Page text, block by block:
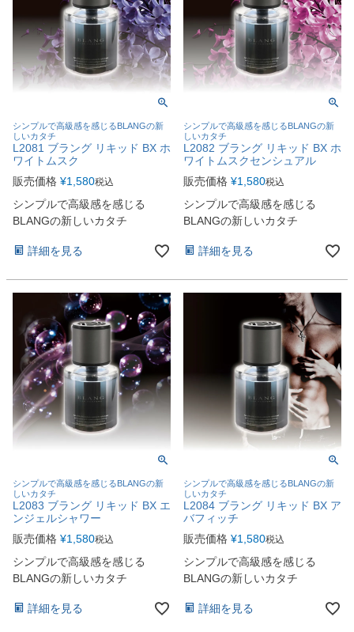
シンプルで高級感を感じるBLANGの新
しいカタチ
L2081 ブラング リキッド BX ホ
ワイトムスク
販売価格 ¥1,580税込
シンプルで高級感を感じる
BLANGの新しいカタチ
詳細を見る
シンプルで高級感を感じるBLANGの新
しいカタチ
L2082 ブラング リキッド BX ホ
ワイトムスクセンシュアル
販売価格 ¥1,580税込
シンプルで高級感を感じる
BLANGの新しいカタチ
詳細を見る
シンプルで高級感を感じるBLANGの新
しいカタチ
L2083 ブラング リキッド BX エ
ンジェルシャワー
販売価格 ¥1,580税込
シンプルで高級感を感じる
BLANGの新しいカタチ
詳細を見る
シンプルで高級感を感じるBLANGの新
しいカタチ
L2084 ブラング リキッド BX ア
バフィッチ
販売価格 ¥1,580税込
シンプルで高級感を感じる
BLANGの新しいカタチ
詳細を見る